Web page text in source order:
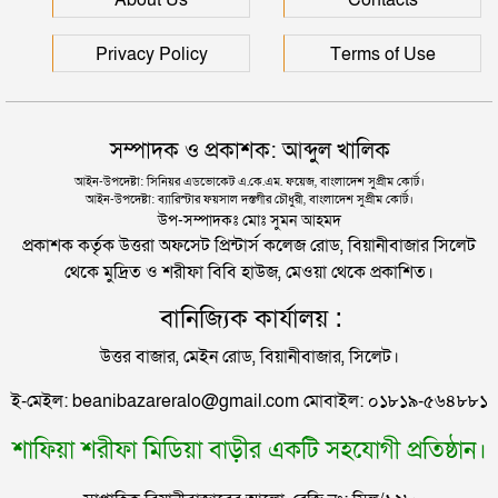
দুই তরুণীকে তুলে নিয়ে ধর্ষণ, ৬ যুবককে যে শাস্তি দিলে
আদালত
যুক্তরাজ্যে বাংলাদেশিদের মধ্যে ৯৫ শতাংশই সিলেটি
সিলেটে বিচার নিয়ে হতাশ ৬ শহীদ পরিবার
রাজধানীর মাদারটেক থেকে তরুণীর খণ্ডিত মাথা ও দুই হাত
উদ্ধার
দিল্লিতে শেখ হাসিনার বক্তব্য দেওয়া নিয়ে পররাষ্ট্র
মন্ত্রণালয়ের ক্ষোভ
সিলেটের সাবেক মন্ত্রী-এমপিরা কে কোথায়?
জুলাই আন্দোলন ছাত্র-জনতার বীরত্বের স্মারকস্তম্ভ:
বিয়ানীবাজারের ইউএনও
সিলেটে সড়ক দুর্ঘটনায় প্রাণ গেল যুবকের
Privacy Policy Terms of Use
সম্পাদক ও প্রকাশক: আব্দুল খালিক
আইন-উপদেষ্টা: সিনিয়র এডভোকেট এ.কে.এম. ফয়েজ, বাংলাদেশ সুপ্রীম কোর্ট।
আইন-উপদেষ্টা: ব্যারিস্টার ফয়সাল দস্তগীর চৌধুরী, বাংলাদেশ সুপ্রীম কোর্ট।
উপ-সম্পাদকঃ মোঃ সুমন আহমদ
প্রকাশক কর্তৃক উত্তরা অফসেট প্রিন্টার্স কলেজ রোড, বিয়ানীবাজার সিলেট
থেকে মুদ্রিত ও শরীফা বিবি হাউজ, মেওয়া থেকে প্রকাশিত।
বানিজ্যিক কার্যালয় :
উত্তর বাজার, মেইন রোড, বিয়ানীবাজার, সিলেট।
ই-মেইল: beanibazareralo@gmail.com মোবাইল: ০১৮১৯-৫৬৪৮৮১
শাফিয়া শরীফা মিডিয়া বাড়ীর একটি সহযোগী প্রতিষ্ঠান।